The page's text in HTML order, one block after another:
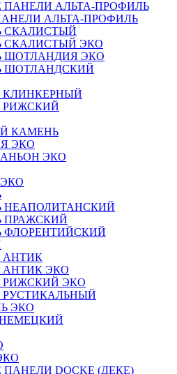
АЛЬТА-ПРОФИЛЬ
СКАЛИСТЫЙ
СКАЛИСТЫЙ ЭКО
ШОТЛАНДИЯ ЭКО
ШОТЛАНДСКИЙ
КЛИНКЕРНЫЙ
РИЖСКИЙ
КАМЕНЬ
ЭКО
ЭКО
НЕАПОЛИТАНСКИЙ
ПРАЖСКИЙ
ФЛОРЕНТИЙСКИЙ
АНТИК
АНТИК ЭКО
РИЖСКИЙ ЭКО
РУСТИКАЛЬНЫЙ
ЭКО